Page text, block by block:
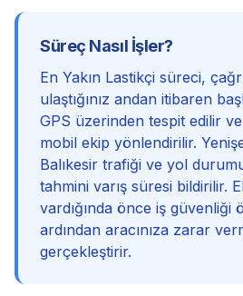
Süreç Nasıl İşler?
En Yakın Lastikçi süreci,
ulaştığınız andan itibaren
GPS üzerinden tespit edilir
mobil ekip yönlendirilir.
Balıkesir trafiği ve yol
tahmini varış süresi bildirilir.
vardığında önce iş güvenliği
ardından aracınıza zarar
gerçekleştirir.